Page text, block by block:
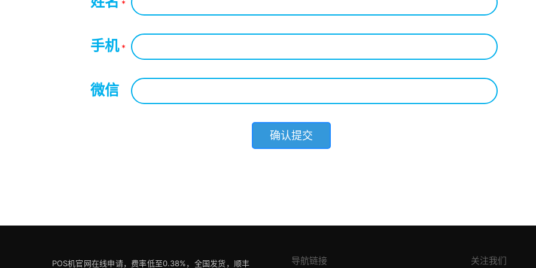
*
手机*
微信
POS机官网在线申请，费率低至0.38%，全国发货，顺丰 导航链接 关注我们